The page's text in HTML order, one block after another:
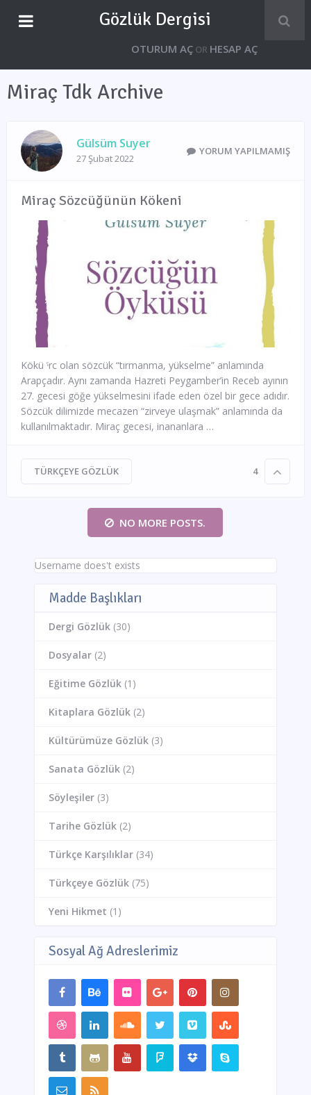
Gözlük Dergisi
OTURUM AÇOR HESAP AÇ
Miraç Tdk Archive
Gülsüm Suyer
27 Şubat 2022
YORUM YAPILMAMIŞ
Miraç Sözcüğünün Kökeni
Kökü ˁrc olan sözcük “tırmanma, yükselme” anlamında
Arapçadır. Aynı zamanda Hazreti Peygamber’in Receb ayının
27. gecesi göğe yükselmesini ifade eden özel bir gece adıdır.
Sözcük dilimizde mecazen “zirveye ulaşmak” anlamında da
kullanılmaktadır. Miraç gecesi, inananlara …
TÜRKÇEYE GÖZLÜK 4
NO MORE POSTS.
Username does't exists
Madde Başlıkları
Dergi Gözlük(30)
Dosyalar(2)
Eğitime Gözlük(1)
Kitaplara Gözlük(2)
Kültürümüze Gözlük(3)
Sanata Gözlük(2)
Söyleşiler(3)
Tarihe Gözlük(2)
Türkçe Karşılıklar(34)
Türkçeye Gözlük(75)
Yeni Hikmet (1)
Sosyal Ağ Adreslerimiz